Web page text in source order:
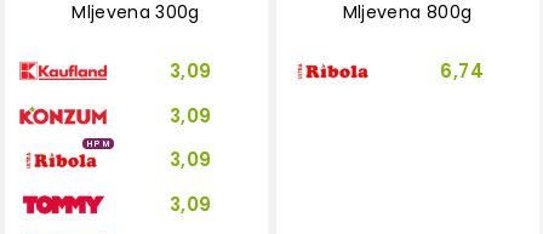
Mljevena 300g
3,09
3,09
HPM
3,09
3,09
Mljevena 800g
6,74